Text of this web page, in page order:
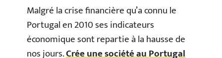
Malgré la crise financière qu’a connu le
Portugal en 2010 ses indicateurs
économique sont repartie à la hausse de
nos jours.Crée une société au Portugal